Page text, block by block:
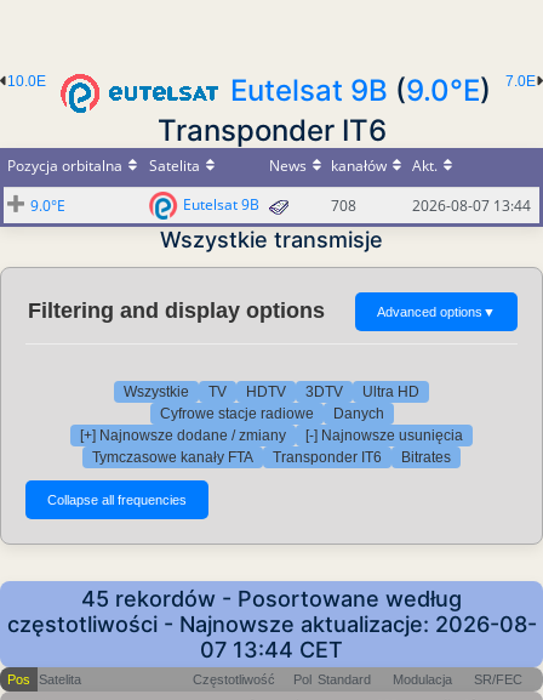
7.0E
10.0E Eutelsat 9B (9.0°E)
Transponder IT6
Pozycja orbitalna Satelita News kanałów
Akt.
9.0°E
Eutelsat 9B 708 2026-08-07 13:44
Wszystkie transmisje
Filtering and display options Advanced options ▼
Wszystkie TV HDTV 3DTV
Ultra HD
Cyfrowe stacje radiowe
Danych
[+] Najnowsze dodane / zmiany
[-] Najnowsze usunięcia
Tymczasowe kanały FTA
Transponder IT6 Bitrates
45 rekordów - Posortowane według
częstotliwości - Najnowsze aktualizacje: 2026-08-
07 13:44 CET
Pos Satelita Częstotliwość Pol Standard Modulacja SR/FEC